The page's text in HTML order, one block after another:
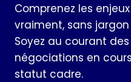
Comprenez les
vraiment, sans
Soyez au courant
négociations en
statut cadre.